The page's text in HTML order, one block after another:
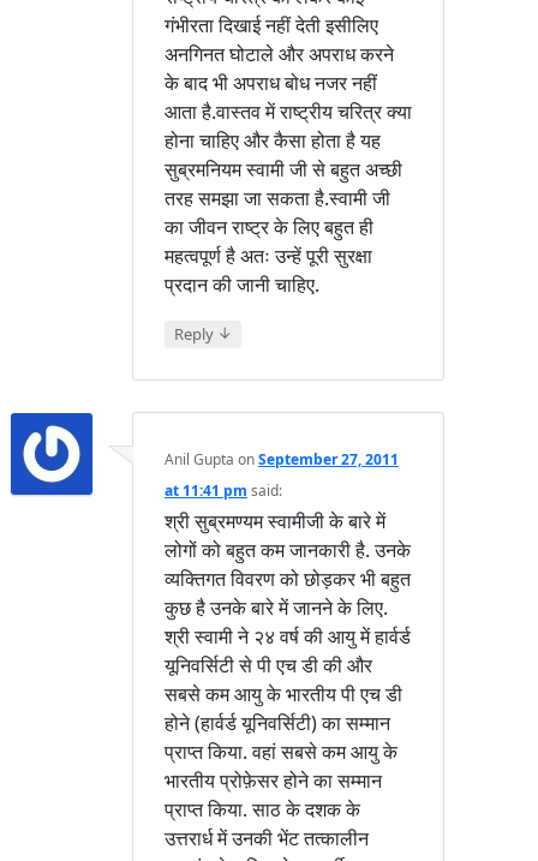
गंभीरता दिखाई नहीं देती इसीलिए
अनगिनत घोटाले और अपराध करने
के बाद भी अपराध बोध नजर नहीं
आता है.वास्तव में राष्ट्रीय चरित्र क्या
होना चाहिए और कैसा होता है यह
सुब्रमनियम स्वामी जी से बहुत अच्छी
तरह समझा जा सकता है.स्वामी जी
का जीवन राष्ट्र के लिए बहुत ही
महत्वपूर्ण है अतः उन्हें पूरी सुरक्षा
प्रदान की जानी चाहिए.
Reply ↓
Anil Gupta onSeptember 27, 2011
at 11:41 pm said:
श्री सुब्रमण्यम स्वामीजी के बारे में
लोगों को बहुत कम जानकारी है. उनके
व्यक्तिगत विवरण को छोड़कर भी बहुत
कुछ है उनके बारे में जानने के लिए.
श्री स्वामी ने २४ वर्ष की आयु में हार्वर्ड
यूनिवर्सिटी से पी एच डी की और
सबसे कम आयु के भारतीय पी एच डी
होने (हार्वर्ड यूनिवर्सिटी) का सम्मान
प्राप्त किया. वहां सबसे कम आयु के
भारतीय प्रोफ़ेसर होने का सम्मान
प्राप्त किया. साठ के दशक के
उत्तरार्ध में उनकी भेंट तत्कालीन